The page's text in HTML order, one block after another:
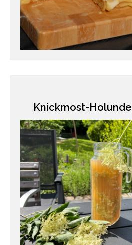
Knickmost-